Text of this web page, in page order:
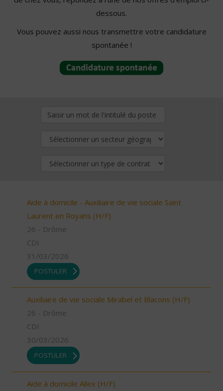
dessous.
Vous pouvez aussi nous transmettre votre candidature
spontanée !
Aide à domicile - Auxiliaire de vie sociale Saint
Laurent en Royans (H/F)
26 - Drôme
CDI
31/03/2026
POSTULER
Auxiliaire de vie sociale Mirabel et Blacons (H/F)
26 - Drôme
CDI
30/03/2026
POSTULER
Aide à domicile Allex (H/F)